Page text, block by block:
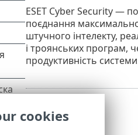
ESET Cyber Security —
поєднання
штучного інтелекту,
і троянських програм,
продуктивність
cookies